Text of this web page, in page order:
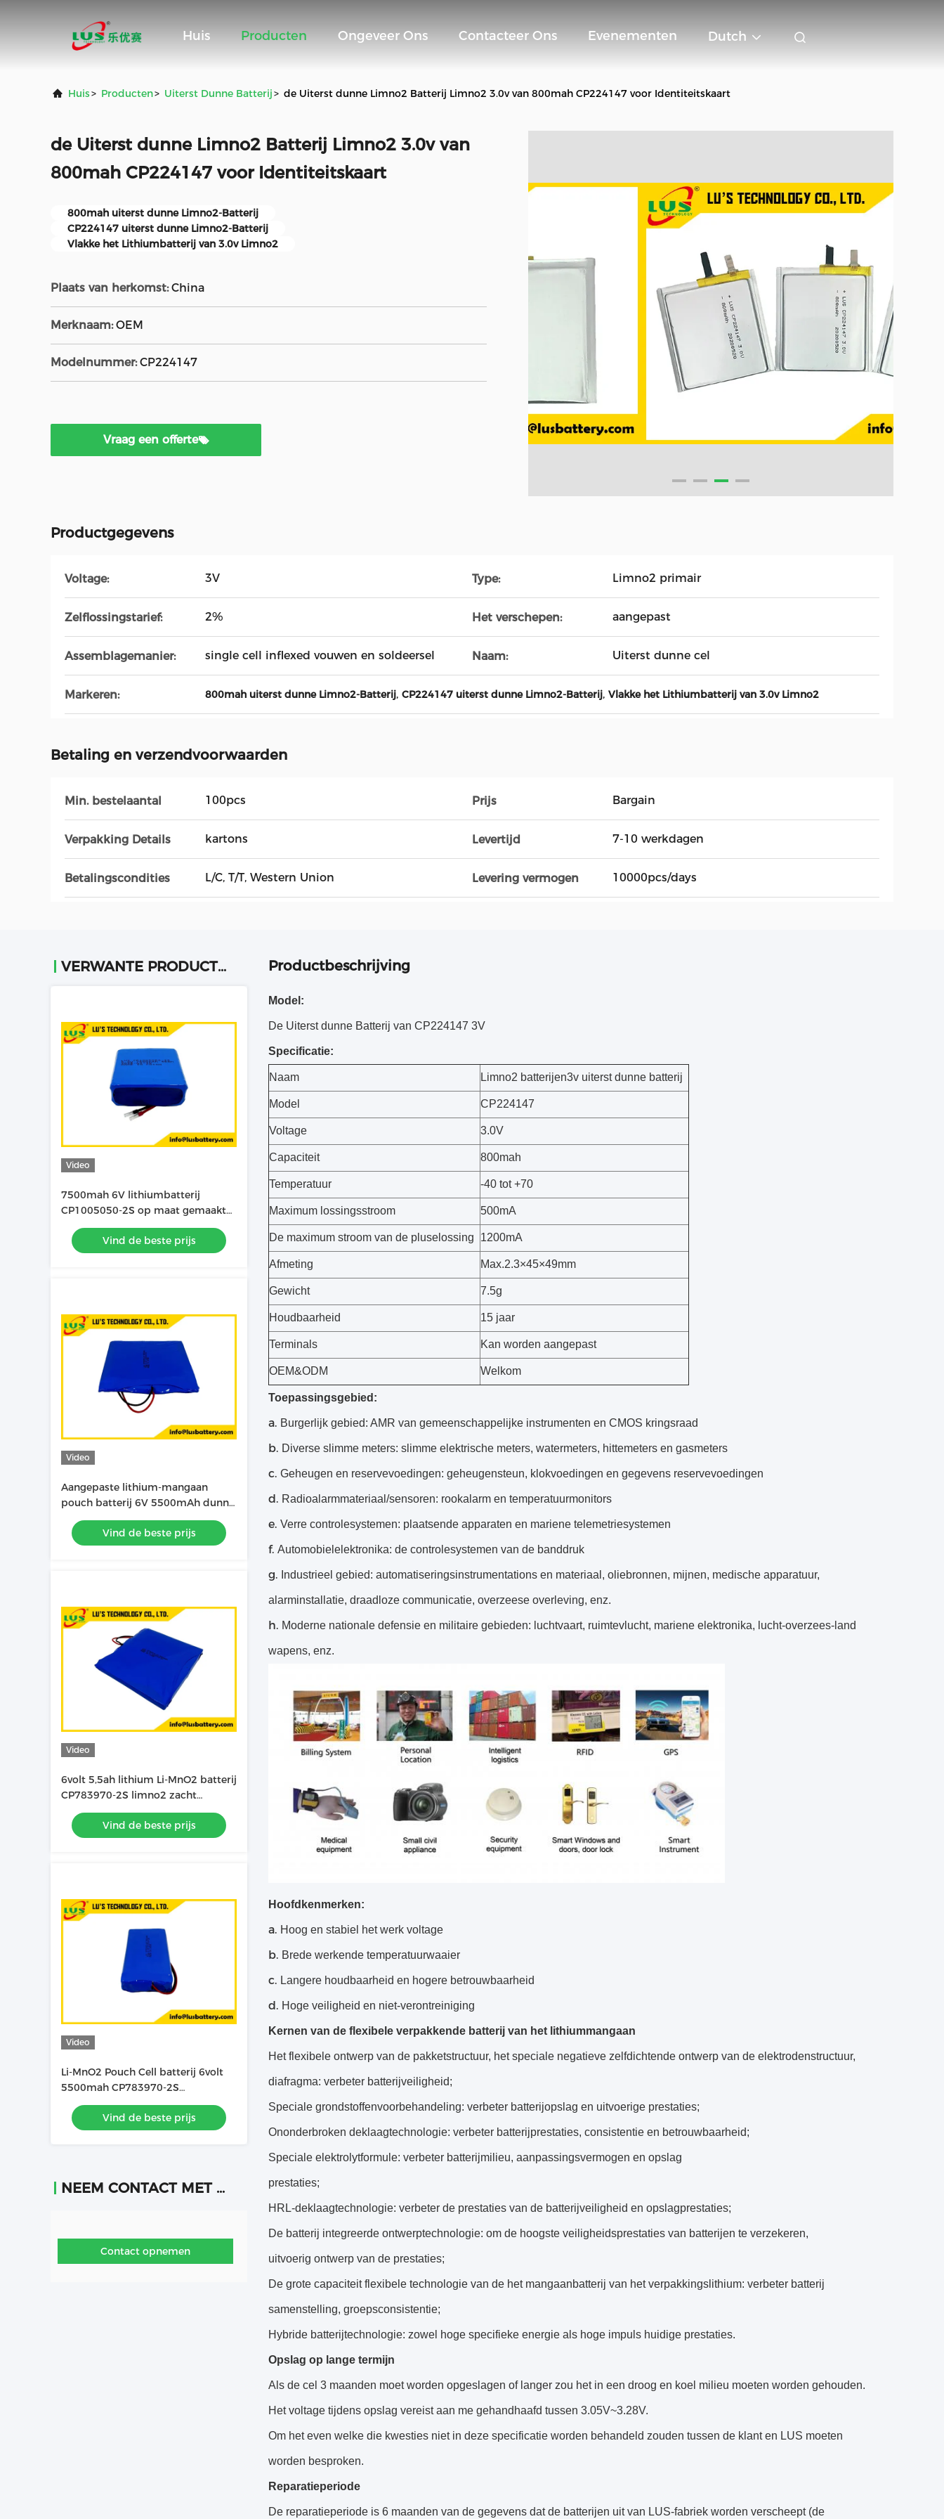
Huis Producten Ongeveer Ons Contacteer Ons Evenementen Dutch
Huis> Producten> Uiterst Dunne Batterij> de Uiterst dunne Limno2 Batterij Limno2 3.0v van 800mah CP224147 voor Identiteitskaart
de Uiterst dunne Limno2 Batterij Limno2 3.0v van
800mah CP224147 voor Identiteitskaart
800mah uiterst dunne Limno2-Batterij
CP224147 uiterst dunne Limno2-Batterij
Vlakke het Lithiumbatterij van 3.0v Limno2
Plaats van herkomst: China
Merknaam: OEM
Modelnummer: CP224147
Vraag een offerte
Productgegevens
Voltage: 3V Type: Limno2 primair
Zelflossingstarief: 2% Het verschepen: aangepast
Assemblagemanier: single cell inflexed vouwen en soldeersel Naam: Uiterst dunne cel
Markeren: 800mah uiterst dunne Limno2-Batterij, CP224147 uiterst dunne Limno2-Batterij, Vlakke het Lithiumbatterij van 3.0v Limno2
Betaling en verzendvoorwaarden
Min. bestelaantal 100pcs Prijs Bargain
Verpakking Details kartons Levertijd 7-10 werkdagen
Betalingscondities L/C, T/T, Western Union Levering vermogen 10000pcs/days
VERWANTE PRODUCTEN
Video
7500mah 6V lithiumbatterij
CP1005050-2S op maat gemaakt
lithiumbatterijpakket
Vind de beste prijs
Video
Aangepaste lithium-mangaan
pouch batterij 6V 5500mAh dunne
cel batterij CP783970-2S batterij
Vind de beste prijs
Video
6volt 5,5ah lithium Li-MnO2 batterij
CP783970-2S limno2 zacht
batterijpakket OEM-fabriek
Vind de beste prijs
Video
Li-MnO2 Pouch Cell batterij 6volt
5500mah CP783970-2S
Lithiumbatterij op maat
Vind de beste prijs
NEEM CONTACT MET ONS OP
Contact opnemen
Productbeschrijving
Model:
De Uiterst dunne Batterij van CP224147 3V
Specificatie:
Naam Limno2 batterijen3v uiterst dunne batterij
Model CP224147
Voltage 3.0V
Capaciteit 800mah
Temperatuur -40 tot +70
Maximum lossingsstroom 500mA
De maximum stroom van de pluselossing 1200mA
Afmeting Max.2.3×45×49mm
Gewicht 7.5g
Houdbaarheid 15 jaar
Terminals Kan worden aangepast
OEM&ODM Welkom
Toepassingsgebied:
a. Burgerlijk gebied: AMR van gemeenschappelijke instrumenten en CMOS kringsraad
b. Diverse slimme meters: slimme elektrische meters, watermeters, hittemeters en gasmeters
c. Geheugen en reservevoedingen: geheugensteun, klokvoedingen en gegevens reservevoedingen
d. Radioalarmmateriaal/sensoren: rookalarm en temperatuurmonitors
e. Verre controlesystemen: plaatsende apparaten en mariene telemetriesystemen
f. Automobielelektronika: de controlesystemen van de banddruk
g. Industrieel gebied: automatiseringsinstrumentations en materiaal, oliebronnen, mijnen, medische apparatuur,
alarminstallatie, draadloze communicatie, overzeese overleving, enz.
h. Moderne nationale defensie en militaire gebieden: luchtvaart, ruimtevlucht, mariene elektronika, lucht-overzees-land
wapens, enz.
Hoofdkenmerken:
a. Hoog en stabiel het werk voltage
b. Brede werkende temperatuurwaaier
c. Langere houdbaarheid en hogere betrouwbaarheid
d. Hoge veiligheid en niet-verontreiniging
Kernen van de flexibele verpakkende batterij van het lithiummangaan
Het flexibele ontwerp van de pakketstructuur, het speciale negatieve zelfdichtende ontwerp van de elektrodenstructuur,
diafragma: verbeter batterijveiligheid;
Speciale grondstoffenvoorbehandeling: verbeter batterijopslag en uitvoerige prestaties;
Ononderbroken deklaagtechnologie: verbeter batterijprestaties, consistentie en betrouwbaarheid;
Speciale elektrolytformule: verbeter batterijmilieu, aanpassingsvermogen en opslag
prestaties;
HRL-deklaagtechnologie: verbeter de prestaties van de batterijveiligheid en opslagprestaties;
De batterij integreerde ontwerptechnologie: om de hoogste veiligheidsprestaties van batterijen te verzekeren,
uitvoerig ontwerp van de prestaties;
De grote capaciteit flexibele technologie van de het mangaanbatterij van het verpakkingslithium: verbeter batterij
samenstelling, groepsconsistentie;
Hybride batterijtechnologie: zowel hoge specifieke energie als hoge impuls huidige prestaties.
Opslag op lange termijn
Als de cel 3 maanden moet worden opgeslagen of langer zou het in een droog en koel milieu moeten worden gehouden.
Het voltage tijdens opslag vereist aan me gehandhaafd tussen 3.05V~3.28V.
Om het even welke die kwesties niet in deze specificatie worden behandeld zouden tussen de klant en LUS moeten
worden besproken.
Reparatieperiode
De reparatieperiode is 6 maanden van de gegevens dat de batterijen uit van LUS-fabriek worden verscheept (de